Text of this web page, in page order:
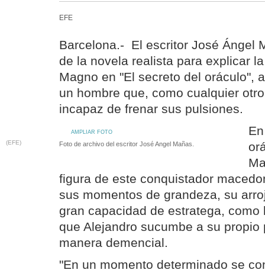
EFE
Barcelona.- El escritor José Ángel
de la novela realista para explicar
Magno en "El secreto del oráculo",
un hombre que, como cualquier
incapaz de frenar sus pulsiones.
AMPLIAR FOTO
(EFE) Foto de archivo del escritor José Angel Mañas.
figura de este conquistador
sus momentos de grandeza, su
gran capacidad de estratega,
que Alejandro sucumbe a su propio
manera demencial.
"En un momento determinado se